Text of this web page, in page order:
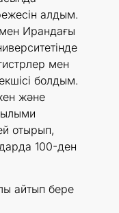
алдым.
Ирандағы
мен
болдым.
және
отырып,
100-ден
айтып бере